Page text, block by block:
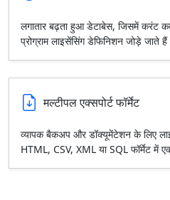
लगातार बढ़ता हुआ डेटाबेस, जिसमें करंट
प्रोग्राम लाइसेंसिंग डेफिनिशन जोड़े जाते
मल्टीपल एक्सपोर्ट फॉर्मेट
व्यापक बैकअप और डॉक्यूमेंटेशन के लिए
HTML, CSV, XML या SQL फॉर्मेट में